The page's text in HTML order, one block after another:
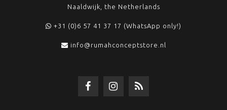
Naaldwijk, the Netherlands
+31 (0)6 57 41 37 17 (WhatsApp only!)
info@rumahconceptstore.nl